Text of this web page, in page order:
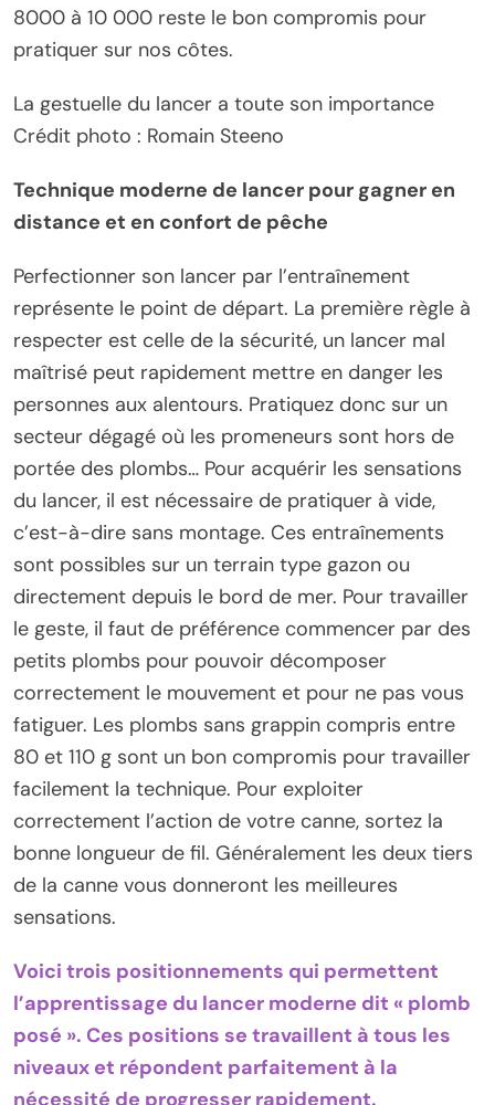
8000 à 10 000 reste le bon compromis pour
pratiquer sur nos côtes.
La gestuelle du lancer a toute son importance
Crédit photo : Romain Steeno
Technique moderne de lancer pour gagner en
distance et en confort de pêche
Perfectionner son lancer par l’entraînement
représente le point de départ. La première règle à
respecter est celle de la sécurité, un lancer mal
maîtrisé peut rapidement mettre en danger les
personnes aux alentours. Pratiquez donc sur un
secteur dégagé où les promeneurs sont hors de
portée des plombs… Pour acquérir les sensations
du lancer, il est nécessaire de pratiquer à vide,
c’est-à-dire sans montage. Ces entraînements
sont possibles sur un terrain type gazon ou
directement depuis le bord de mer. Pour travailler
le geste, il faut de préférence commencer par des
petits plombs pour pouvoir décomposer
correctement le mouvement et pour ne pas vous
fatiguer. Les plombs sans grappin compris entre
80 et 110 g sont un bon compromis pour travailler
facilement la technique. Pour exploiter
correctement l’action de votre canne, sortez la
bonne longueur de fil. Généralement les deux tiers
de la canne vous donneront les meilleures
sensations.
Voici trois positionnements qui permettent
l’apprentissage du lancer moderne dit « plomb
posé ». Ces positions se travaillent à tous les
niveaux et répondent parfaitement à la
nécessité de progresser rapidement.